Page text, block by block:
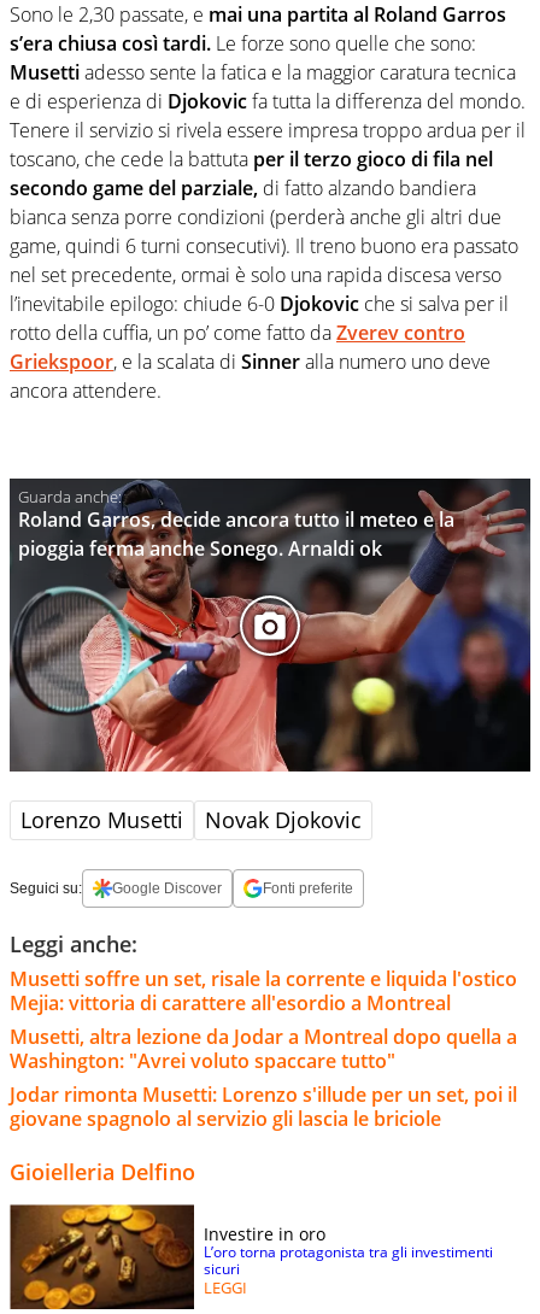
Sono le 2,30 passate, e mai una partita al Roland Garros
s’era chiusa così tardi. Le forze sono quelle che sono:
Musettiadesso sente la fatica e la maggior caratura tecnica
e di esperienza di Djokovicfa tutta la differenza del mondo.
Tenere il servizio si rivela essere impresa troppo ardua per il
toscano, che cede la battuta per il terzo gioco di fila nel
secondo game del parziale, di fatto alzando bandiera
bianca senza porre condizioni (perderà anche gli altri due
game, quindi 6 turni consecutivi). Il treno buono era passato
nel set precedente, ormai è solo una rapida discesa verso
l’inevitabile epilogo: chiude 6-0 Djokovic che si salva per il
rotto della cuffia, un po’ come fatto daZverev contro
Griekspoor, e la scalata di Sinneralla numero uno deve
ancora attendere.
Roland Garros, decide ancora tutto il meteo e la
pioggia ferma anche Sonego. Arnaldi ok
Lorenzo Musetti Novak Djokovic
Seguici su: Google Discover Fonti preferite
Leggi anche:
Musetti soffre un set, risale la corrente e liquida l'ostico
Mejia: vittoria di carattere all'esordio a Montreal
Musetti, altra lezione da Jodar a Montreal dopo quella a
Washington: "Avrei voluto spaccare tutto"
Jodar rimonta Musetti: Lorenzo s'illude per un set, poi il
giovane spagnolo al servizio gli lascia le briciole
Gioielleria Delfino
Investire in oro
L’oro torna protagonista tra gli investimenti
sicuri
LEGGI